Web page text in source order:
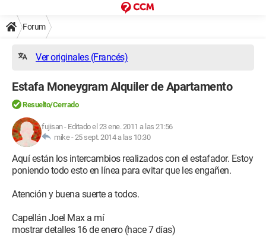
Forum
Ver originales (Francés)
Estafa Moneygram Alquiler de Apartamento
Resuelto/Cerrado
fujisan- Editado el 23 ene. 2011 a las 21:56
mike -25 sept. 2014 a las 10:30
Aquí están los intercambios realizados con el estafador. Estoy
poniendo todo esto en línea para evitar que les engañen.
Atención y buena suerte a todos.
Capellán Joel Max a mí
mostrar detalles 16 de enero (hace 7 días)